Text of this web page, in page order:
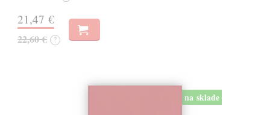
21,47 €
22,60 € ?
na sklade